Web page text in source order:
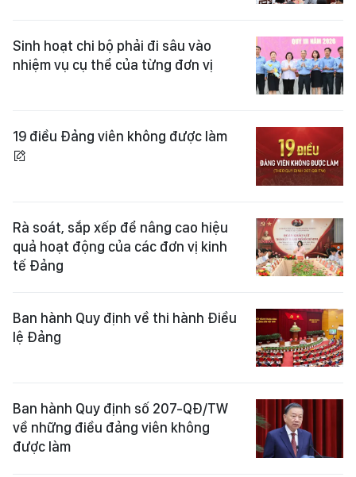
Sinh hoạt chi bộ phải đi sâu vào
nhiệm vụ cụ thể của từng đơn vị
19 điều Đảng viên không được làm
Rà soát, sắp xếp để nâng cao hiệu
quả hoạt động của các đơn vị kinh
tế Đảng
Ban hành Quy định về thi hành Điều
lệ Đảng
Ban hành Quy định số 207-QĐ/TW
về những điều đảng viên không
được làm